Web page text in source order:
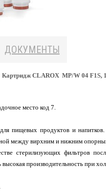
ДОКУМЕНТЫ
Картридж CLAROX MP/W 04 F1S,
место код 7.
пищевых продуктов и
между вирхним и нижним
стерилизующих фильтров
производительность при